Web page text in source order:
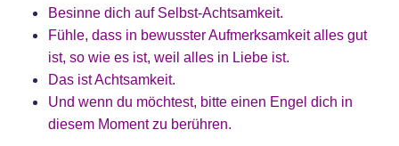
Besinne dich auf Selbst-Achtsamkeit.
Fühle, dass in bewusster Aufmerksamkeit alles gut
ist, so wie es ist, weil alles in Liebe ist.
Das ist Achtsamkeit.
Und wenn du möchtest, bitte einen Engel dich in
diesem Moment zu berühren.